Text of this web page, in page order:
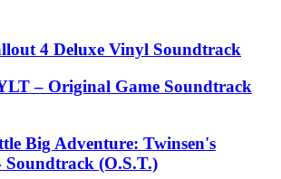
4 Deluxe Vinyl Soundtrack
– Original Game Soundtrack
Big Adventure: Twinsen's
Soundtrack (O.S.T.)